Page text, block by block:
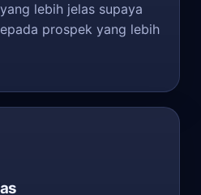
lebih jelas supaya
prospek yang lebih